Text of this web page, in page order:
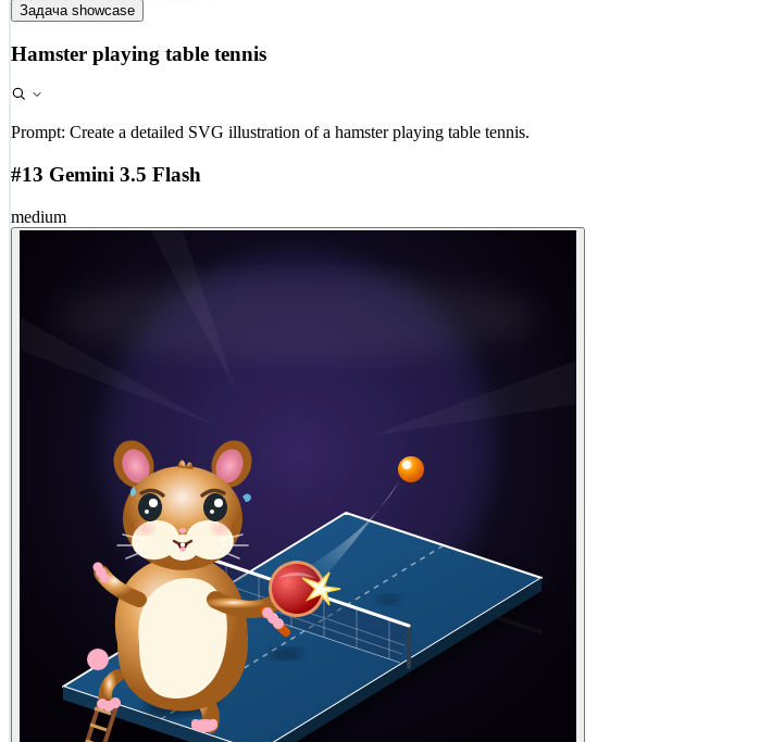
Задача showcase
Hamster playing table tennis
Prompt: Create a detailed SVG illustration of a hamster playing table tennis.
#13 Gemini 3.5 Flash
medium